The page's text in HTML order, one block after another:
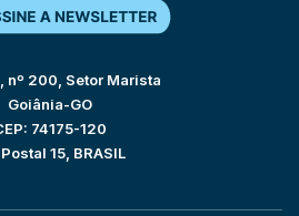
nº 200, Setor Marista
Goiânia-GO
74175-120
15, BRASIL